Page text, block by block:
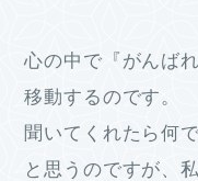
心の中で『がんば
移動するのです。
聞いてくれたら何
と思うのですが、